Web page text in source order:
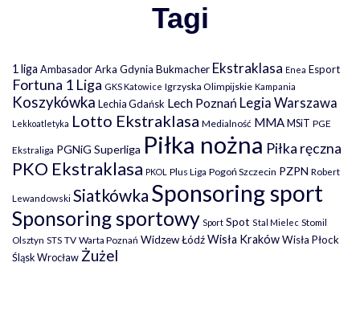
Tagi
1 liga Ambasador Arka Gdynia Bukmacher Ekstraklasa Enea Esport
Fortuna 1 Liga GKS Katowice Igrzyska Olimpijskie Kampania
Koszykówka Lechia Gdańsk Lech Poznań Legia Warszawa
Lekkoatletyka Lotto Ekstraklasa Medialność MMAMSiT PGE
Ekstraliga PGNiG Superliga Piłka nożna Piłka ręczna
PKO Ekstraklasa PKOL Plus Liga Pogoń Szczecin PZPN Robert
Lewandowski Siatkówka Sponsoring sport
Sponsoring sportowy Sport Spot Stal Mielec Stomil
Olsztyn STS TV Warta Poznań Widzew ŁódźWisła KrakówWisła Płock
Śląsk Wrocław Żużel